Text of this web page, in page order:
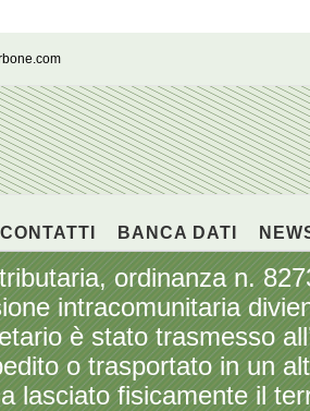
CONTATTI BANCA DATI
ordinanza n.
intracomunitaria
è stato trasmesso
o trasportato in un
lasciato fisicamente il